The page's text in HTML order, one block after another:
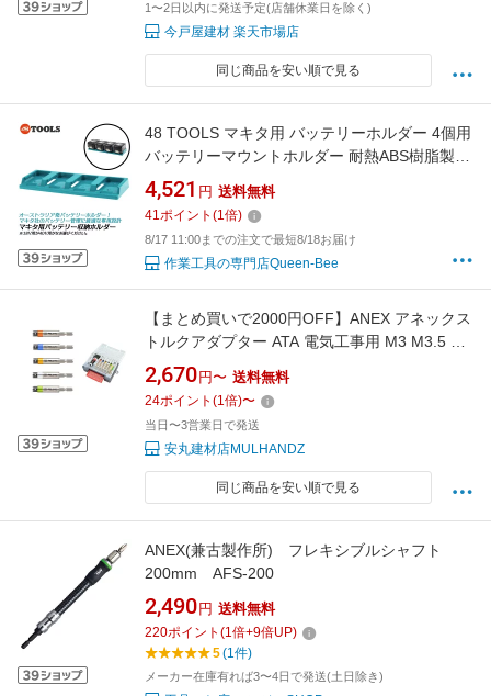
1〜2日以内に発送予定(店舗休業日を除く)
今戸屋建材 楽天市場店
同じ商品を安い順で見る
48 TOOLS マキタ用 バッテリーホルダー 4個用
バッテリーマウントホルダー 耐熱ABS樹脂製
オーストラリア製 18V 40V 専用設計 ロック機
構付 バッテリーケース 管理 安定収納 BH-MAK-
BLU-04 BH-MAK40V-BLU-04 48tools
4,521 円 送料無料
41ポイント (1倍)
8/17 11:00までの注文で最短8/18お届け
作業工具の専門店Queen-Bee
【まとめ買いで2000円OFF】ANEX アネックス
トルクアダプター ATA 電気工事用 M3 M3.5 M4
M5 M6 トルク管理 6.35mm六角軸 配電盤 ネジ
締め ATA-S1 セット
2,670 円〜 送料無料
24ポイント (1倍)〜
当日〜3営業日で発送
安丸建材店MULHANDZ
同じ商品を安い順で見る
ANEX(兼古製作所) フレキシブルシャフト
200mm AFS-200
2,490 円 送料無料
220ポイント (1倍+9倍UP)
5(1件)
メーカー在庫有れば3〜4日で発送(土日除き)